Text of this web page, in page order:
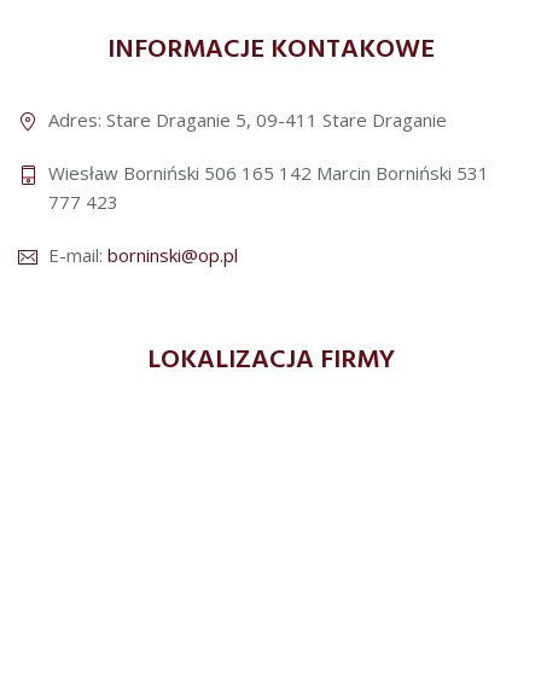
INFORMACJE KONTAKOWE
Adres: Stare Draganie 5, 09-411 Stare Draganie
Wiesław Borniński 506 165 142 Marcin Borniński 531
777 423
E-mail: borninski@op.pl
LOKALIZACJA FIRMY